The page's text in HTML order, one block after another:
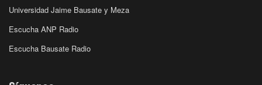
Universidad Jaime Bausate y Meza
Escucha ANP Radio
Escucha Bausate Radio